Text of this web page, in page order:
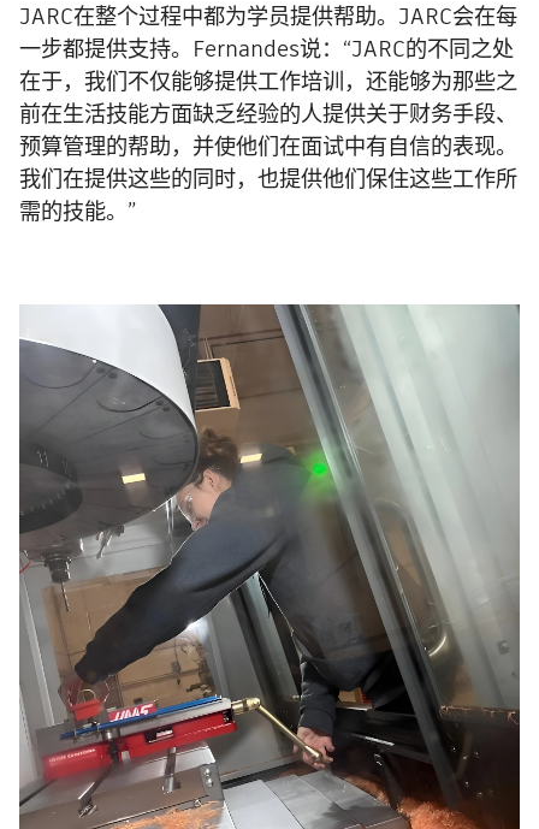
JARC在整个过程中都为学员提供帮助。JARC会在每
一步都提供支持。Fernandes说：“JARC的不同之处
在于，我们不仅能够提供工作培训，还能够为那些之
前在生活技能方面缺乏经验的人提供关于财务手段、
预算管理的帮助，并使他们在面试中有自信的表现。
我们在提供这些的同时，也提供他们保住这些工作所
需的技能。”